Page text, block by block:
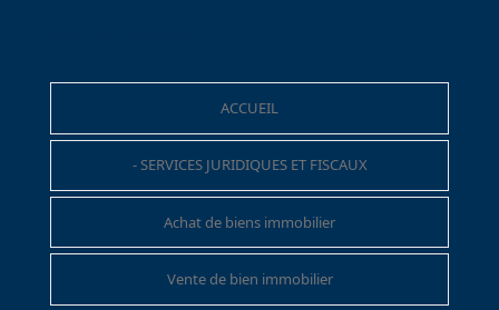
ACCUEIL
- SERVICES JURIDIQUES ET FISCAUX
Achat de biens immobilier
Vente de bien immobilier